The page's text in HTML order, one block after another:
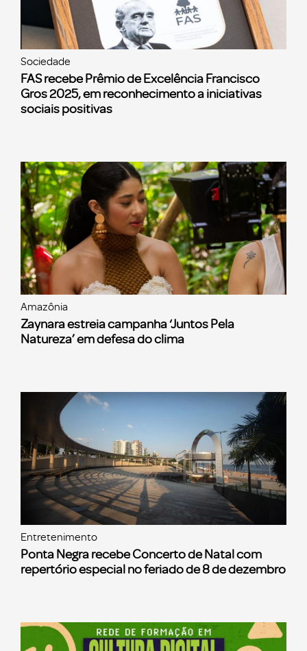
Sociedade
FAS recebe Prêmio de Excelência Francisco
Gros 2025, em reconhecimento a iniciativas
sociais positivas
Amazônia
Zaynara estreia campanha ‘Juntos Pela
Natureza’ em defesa do clima
Entretenimento
Ponta Negra recebe Concerto de Natal com
repertório especial no feriado de 8 de dezembro